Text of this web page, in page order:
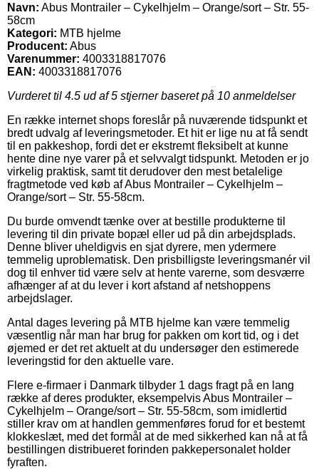
Navn: Abus Montrailer – Cykelhjelm – Orange/sort – Str. 55-
58cm
Kategori: MTB hjelme
Producent: Abus
Varenummer: 4003318817076
EAN: 4003318817076
Vurderet til 4.5 ud af 5 stjerner baseret på 10 anmeldelser
En række internet shops foreslår på nuværende tidspunkt et
bredt udvalg af leveringsmetoder. Et hit er lige nu at få sendt
til en pakkeshop, fordi det er ekstremt fleksibelt at kunne
hente dine nye varer på et selvvalgt tidspunkt. Metoden er jo
virkelig praktisk, samt tit derudover den mest betalelige
fragtmetode ved køb af Abus Montrailer – Cykelhjelm –
Orange/sort – Str. 55-58cm.
Du burde omvendt tænke over at bestille produkterne til
levering til din private bopæl eller ud på din arbejdsplads.
Denne bliver uheldigvis en sjat dyrere, men ydermere
temmelig uproblematisk. Den prisbilligste leveringsmanér vil
dog til enhver tid være selv at hente varerne, som desværre
afhænger af at du lever i kort afstand af netshoppens
arbejdslager.
Antal dages levering på MTB hjelme kan være temmelig
væsentlig når man har brug for pakken om kort tid, og i det
øjemed er det ret aktuelt at du undersøger den estimerede
leveringstid for den aktuelle vare.
Flere e-firmaer i Danmark tilbyder 1 dags fragt på en lang
række af deres produkter, eksempelvis Abus Montrailer –
Cykelhjelm – Orange/sort – Str. 55-58cm, som imidlertid
stiller krav om at handlen gemmenføres forud for et bestemt
klokkeslæt, med det formål at de med sikkerhed kan nå at få
bestillingen distribueret forinden pakkepersonalet holder
fyraften.